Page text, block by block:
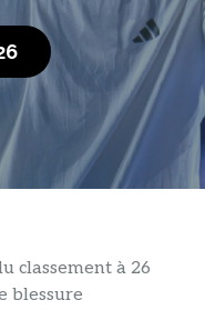
classement à 26
blessure